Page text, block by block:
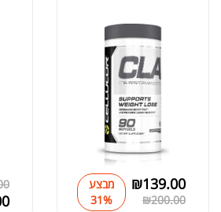
190.00
125.00
₪200.00
₪139.00
מבצע
31%